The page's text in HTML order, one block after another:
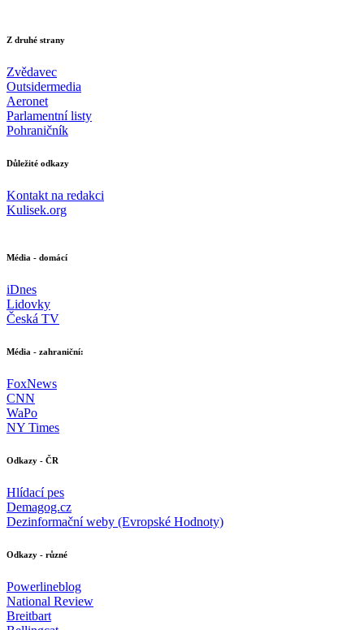
Z druhé strany
Zvědavec
Outsidermedia
Aeronet
Parlamentní listy
Pohraničník
Důležité odkazy
Kontakt na redakci
Kulisek.org
Média - domácí
iDnes
Lidovky
Česká TV
Média - zahraniční:
FoxNews
CNN
WaPo
NY Times
Odkazy - ČR
Hlídací pes
Demagog.cz
Dezinformační weby (Evropské Hodnoty)
Odkazy - různé
Powerlineblog
National Review
Breitbart